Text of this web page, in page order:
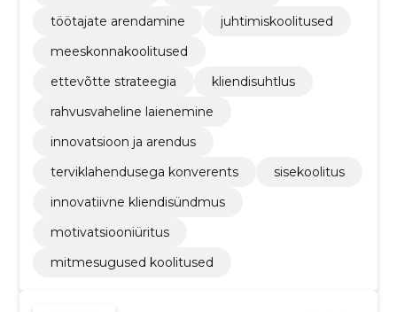
töötajate arendamine
juhtimiskoolitused
meeskonnakoolitused
ettevõtte strateegia
kliendisuhtlus
rahvusvaheline laienemine
innovatsioon ja arendus
terviklahendusega konverents
sisekoolitus
innovatiivne kliendisündmus
motivatsiooniüritus
mitmesugused koolitused